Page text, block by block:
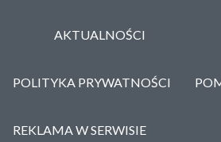
AKTUALNOŚCI
POLITYKA PRYWATNOŚCI
REKLAMA W SERWISIE